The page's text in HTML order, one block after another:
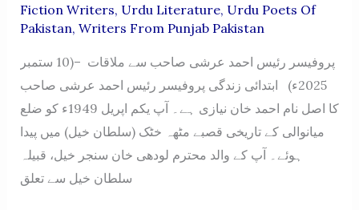
Fiction Writers, Urdu Literature, Urdu Poets Of
Pakistan, Writers From Punjab Pakistan
پروفیسر رئیس احمد عرشی صاحب سے ملاقات –(10 ستمبر
2025ء) ابتدائی زندگی پروفیسر رئیس احمد عرشی صاحب
کا اصل نام احمد خان نیازی ہے۔ آپ یکم اپریل 1949ء کو ضلع
میانوالی کے تاریخی قصبے مٹھہ خٹک (سلطان خیل) میں پیدا
ہوئے۔ آپ کے والد محترم لودھی خان سنجر خیل، قبیلہ
سلطان خیل سے تعلق